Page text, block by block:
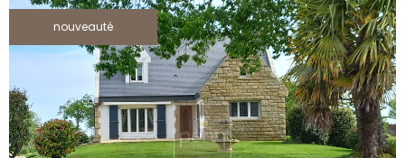
nouveauté